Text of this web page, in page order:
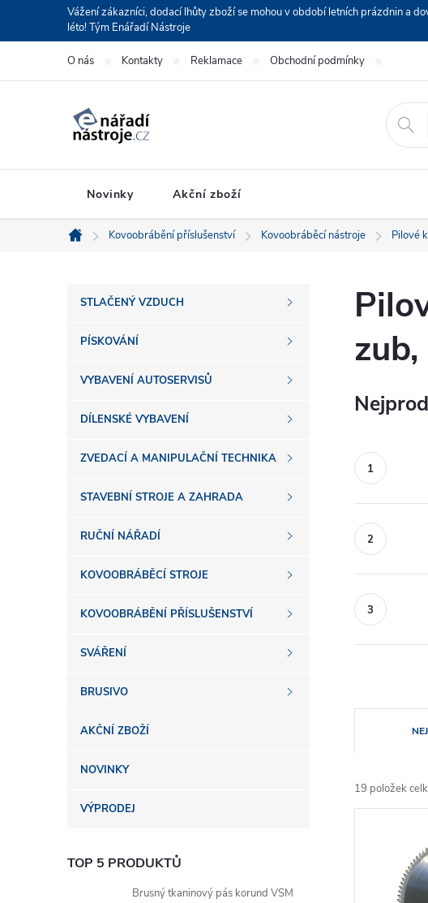
Vážení zákazníci, dodací lhůty zboží se mohou v období letních prázdnin a
léto! Tým Enářadí Nástroje
O nás Kontakty Reklamace Obchodní podmínky
Novinky Akční zboží
Domů
Kovoobrábění příslušenství Kovoobráběcí nástroje Pilové
P
o
s
a
n
n
p
a
n
STLAČENÝ VZDUCH
PÍSKOVÁNÍ
VYBAVENÍ AUTOSERVISŮ
DÍLENSKÉ VYBAVENÍ
ZVEDACÍ A MANIPULAČNÍ TECHNIKA
STAVEBNÍ STROJE A ZAHRADA
RUČNÍ NÁŘADÍ
KOVOOBRÁBĚCÍ STROJE
KOVOOBRÁBĚNÍ PŘÍSLUŠENSTVÍ
SVÁŘENÍ
BRUSIVO
AKČNÍ ZBOŽÍ
NOVINKY
VÝPRODEJ
TOP 5 PRODUKTŮ
Brusný tkaninový pás korund VSM
a
z
19 položek